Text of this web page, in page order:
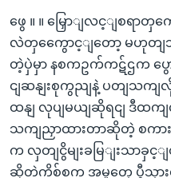
ဖွေ ။ ။ မြှောျလင့ျစရာတှ
လဲတှကွေောင့ျတော့ မဟုတျဘူး
တဲ့ပှဲမှာ နစကဥက်ကဋ်ဌက ပွ
ငျဆနျးစုကွညျနဲ့ ပတျသကျ
ထနျ လုပျမယျဆိုရငျ ဒီထက
သကျညှာထားတာဆိုတဲ့ စကာ
က လှတျငွိမျးခမြျးသာ
ဆိုတဲ့ကိစ်စက အမှုတှေ ပွီသှား